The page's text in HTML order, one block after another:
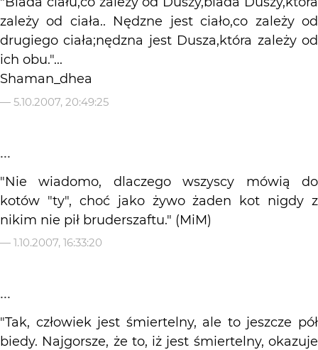
zależy od ciała.. Nędzne jest ciało,co zależy od
drugiego ciała;nędzna jest Dusza,która zależy od
ich obu."...
Shaman_dhea
— 5.10.2007, 20:49:25
...
"Nie wiadomo, dlaczego wszyscy mówią do
kotów "ty", choć jako żywo żaden kot nigdy z
nikim nie pił bruderszaftu." (MiM)
— 1.10.2007, 16:33:20
...
"Tak, człowiek jest śmiertelny, ale to jeszcze pół
biedy. Najgorsze, że to, iż jest śmiertelny, okazuje